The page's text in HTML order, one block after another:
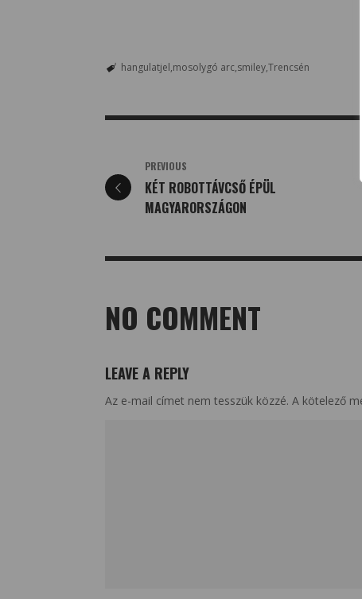
hangulatjel mosolygó arc smileyTrencsén
PREVIOUS
KÉT ROBOTTÁVCSŐ ÉPÜL
MAGYARORSZÁGON
NO COMMENT
LEAVE A REPLY
Az e-mail címet nem tesszük közzé. A kötelező